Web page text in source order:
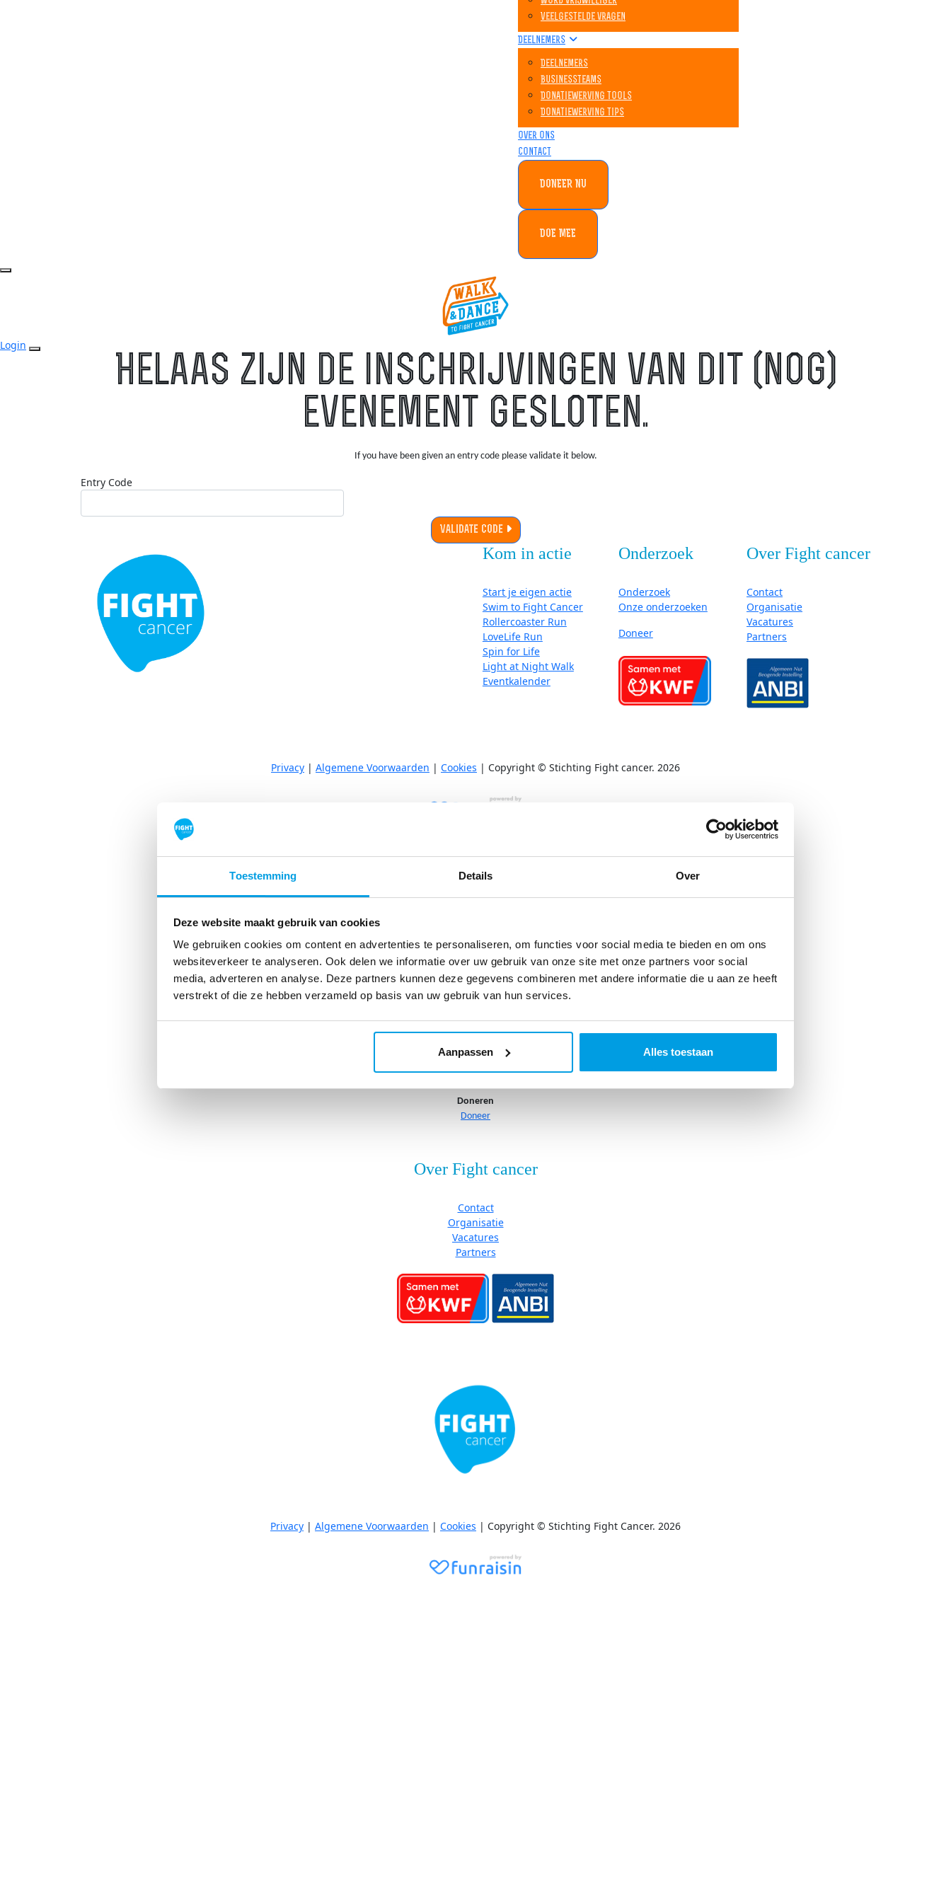
Toestemming Details Over
Deze website maakt gebruik van cookies
We gebruiken cookies om content en advertenties te personaliseren, om functies voor social media te bieden en om ons
websiteverkeer te analyseren. Ook delen we informatie over uw gebruik van onze site met onze partners voor social
media, adverteren en analyse. Deze partners kunnen deze gegevens combineren met andere informatie die u aan ze heeft
verstrekt of die ze hebben verzameld op basis van uw gebruik van hun services.
Aanpassen Alles toestaan
Veelgestelde vragen
Deelnemers
Deelnemers
Businessteams
Donatiewerving tools
Donatiewerving tips
Over ons
Contact
DONEER NU
DOE MEE
Login
Helaas zijn de inschrijvingen van dit (nog)
evenement gesloten.
If you have been given an entry code please validate it below.
Entry Code
Validate Code
Kom in actie
Start je eigen actie
Swim to Fight Cancer
Rollercoaster Run
LoveLife Run
Spin for Life
Light at Night Walk
Eventkalender
Onderzoek
Onderzoek
Onze onderzoeken
Doneer
Over Fight cancer
Contact
Organisatie
Vacatures
Partners
Privacy | Algemene Voorwaarden | Cookies | Copyright © Stichting Fight cancer. 2026
Swim to Fight Cancer
Rollercoaster Run
Light at Night Walk
Eventkalender
Onderzoek
Onze onderzoeken
Doneren
Doneer
Over Fight cancer
Contact
Organisatie
Vacatures
Partners
Privacy | Algemene Voorwaarden | Cookies | Copyright © Stichting Fight Cancer. 2026